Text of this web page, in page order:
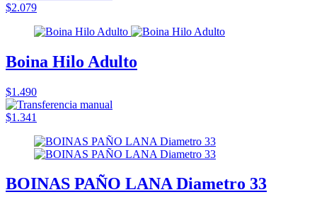
$2.079
Boina Hilo Adulto
$1.490
$1.341
BOINAS PAÑO LANA Diametro 33